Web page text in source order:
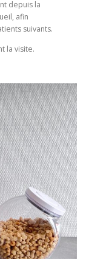
depuis la
afin
suivants.
la visite.